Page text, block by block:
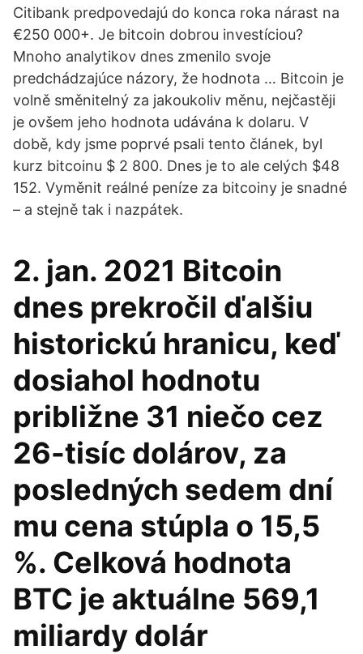
Citibank predpovedajú do konca roka nárast na
€250 000+. Je bitcoin dobrou investíciou?
Mnoho analytikov dnes zmenilo svoje
predchádzajúce názory, že hodnota … Bitcoin je
volně směnitelný za jakoukoliv měnu, nejčastěji
je ovšem jeho hodnota udávána k dolaru. V
době, kdy jsme poprvé psali tento článek, byl
kurz bitcoinu $ 2 800. Dnes je to ale celých $48
152. Vyměnit reálné peníze za bitcoiny je snadné
– a stejně tak i nazpátek.
2. jan. 2021 Bitcoin
dnes prekročil ďalšiu
historickú hranicu, keď
dosiahol hodnotu
približne 31 niečo cez
26-tisíc dolárov, za
posledných sedem dní
mu cena stúpla o 15,5
%. Celková hodnota
BTC je aktuálne 569,1
miliardy dolár